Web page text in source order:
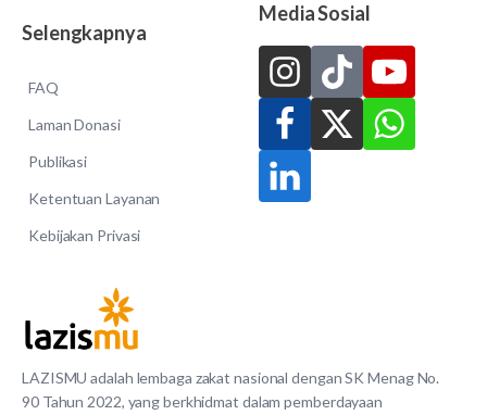
LAZISMU adalah lembaga zakat nasional dengan SK Menag No.
90 Tahun 2022, yang berkhidmat dalam pemberdayaan
Selengkapnya
FAQ
Laman Donasi
Publikasi
Ketentuan Layanan
Kebijakan Privasi
Media Sosial